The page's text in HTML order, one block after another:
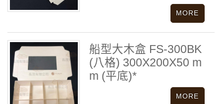
船型大木盒 FS-300BK
(八格) 300X200X50 m
m (平底)*